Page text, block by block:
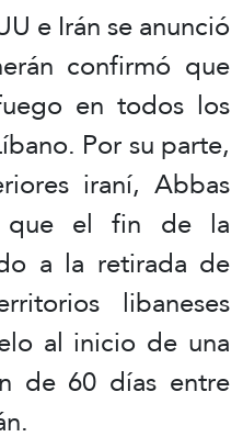
e Irán se anunció
confirmó que
en todos los
Por su parte,
iraní, Abbas
que el fin de la
a la retirada de
libaneses
al inicio de una
de 60 días entre